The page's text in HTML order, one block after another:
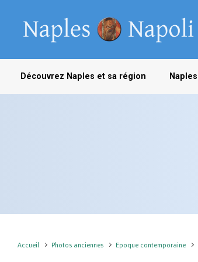
Découvrez Naples et sa région Naples
Accueil Photos anciennes Epoque contemporaine